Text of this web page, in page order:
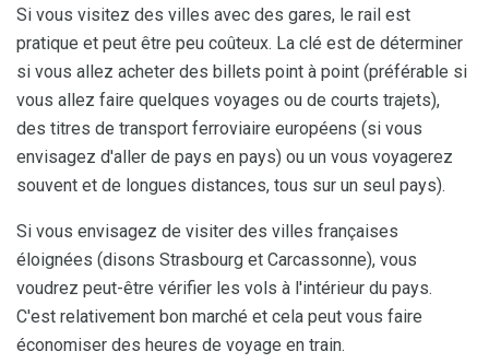
Si vous visitez des villes avec des gares, le rail est
pratique et peut être peu coûteux. La clé est de déterminer
si vous allez acheter des billets point à point (préférable si
vous allez faire quelques voyages ou de courts trajets),
des titres de transport ferroviaire européens (si vous
envisagez d'aller de pays en pays) ou un vous voyagerez
souvent et de longues distances, tous sur un seul pays).
Si vous envisagez de visiter des villes françaises
éloignées (disons Strasbourg et Carcassonne), vous
voudrez peut-être vérifier les vols à l'intérieur du pays.
C'est relativement bon marché et cela peut vous faire
économiser des heures de voyage en train.